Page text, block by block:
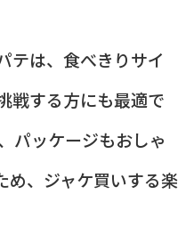
テは、食べきりサイ
戦する方にも最適で
パッケージもおしゃ
め、ジャケ買いする楽